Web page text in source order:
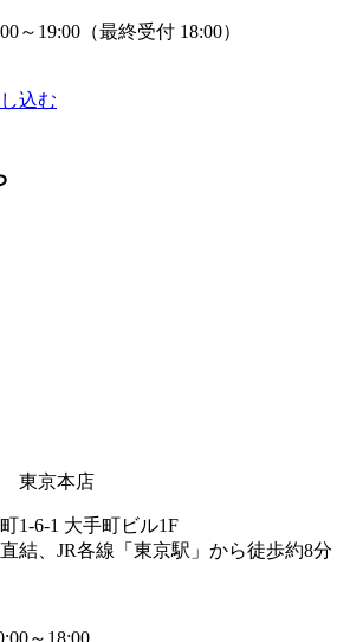
～19:00（最終受付 18:00）
込む
東京本店
1-6-1 大手町ビル1F
結、JR各線「東京駅」から徒歩約8分
～18:00